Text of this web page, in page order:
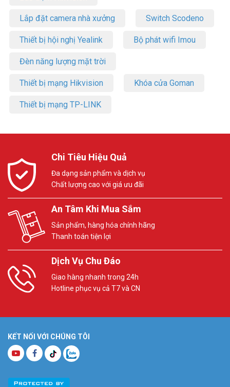
Lắp đặt camera nhà xưởng Switch Scodeno
Thiết bị hội nghị Yealink Bộ phát wifi Imou
Đèn năng lượng mặt trời
Thiết bị mạng Hikvision Khóa cửa Goman
Thiết bị mạng TP-LINK
Chi Tiêu Hiệu Quả
Đa dạng sản phẩm và dịch vụ
Chất lượng cao với giá ưu đãi
An Tâm Khi Mua Sắm
Sản phẩm, hàng hóa chính hãng
Thanh toán tiện lợi
Dịch Vụ Chu Đáo
Giao hàng nhanh trong 24h
Hotline phục vụ cả T7 và CN
KẾT NỐI VỚI CHÚNG TÔI